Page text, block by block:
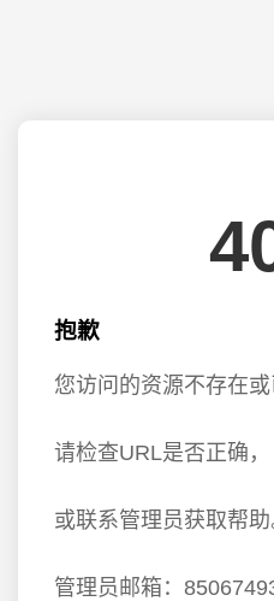
抱歉
您访问的资源不存在或
请检查URL是否正确，
或联系管理员获取帮助
管理员邮箱：